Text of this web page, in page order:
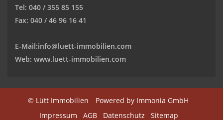
Tel: 040 / 355 85 155
Fax: 040 / 46 96 16 41
E-Mail:info@luett-immobilien.com
Web: www.luett-immobilien.com
© Lütt Immobilien
Powered by Immonia GmbH
Impressum
AGB Datenschutz Sitemap